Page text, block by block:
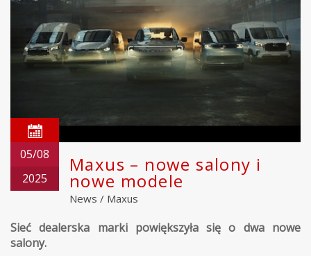
05/08
2025
Maxus – nowe salony i
nowe modele
News / Maxus
Sieć dealerska marki powiększyła się o dwa nowe
salony.